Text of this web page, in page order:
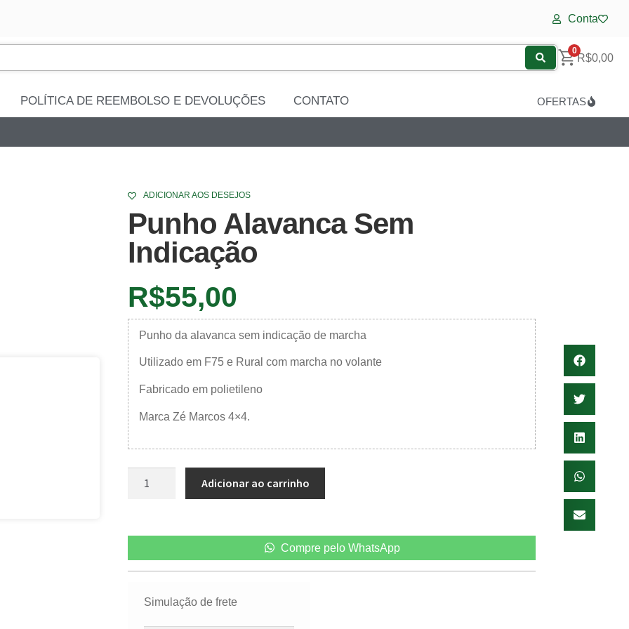
Conta
0
R$0,00
POLÍTICA DE REEMBOLSO E DEVOLUÇÕES CONTATO OFERTAS
ADICIONAR AOS DESEJOS
Punho Alavanca Sem
Indicação
R$55,00
Punho da alavanca sem indicação de marcha
Utilizado em F75 e Rural com marcha no volante
Fabricado em polietileno
Marca Zé Marcos 4×4.
Adicionar ao carrinho
Compre pelo WhatsApp
Simulação de frete